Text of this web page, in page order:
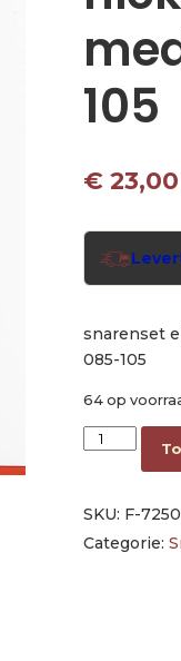
105
€ 23,00
snarenset
085-105
64 op
string set
SKU: F-
Categorie: